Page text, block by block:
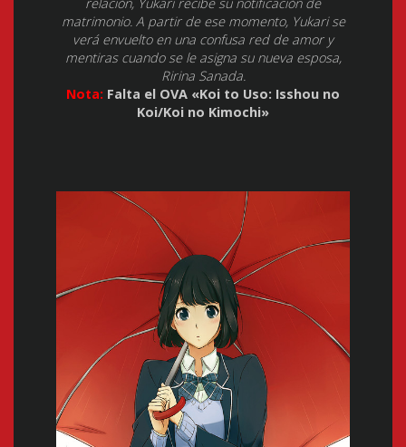
relación, Yukari recibe su notificación de
matrimonio. A partir de ese momento, Yukari se
verá envuelto en una confusa red de amor y
mentiras cuando se le asigna su nueva esposa,
Ririna Sanada.
Nota: Falta el OVA «Koi to Uso: Isshou no
Koi/Koi no Kimochi»